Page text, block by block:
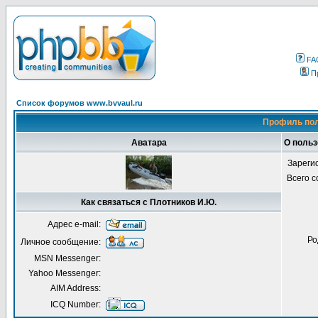
Список форумов www.bvvaul.ru
Профиль
Аватара О
Всего
Как связаться с Плотников И.Ю.
Адрес e-mail:
Личное сообщение:
MSN Messenger:
Yahoo Messenger:
AIM Address:
ICQ Number: